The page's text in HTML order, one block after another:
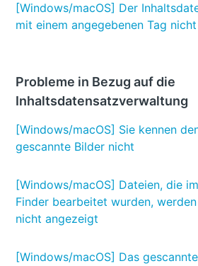
[Windows/macOS] Der
mit einem angegebenen Tag
Probleme in Bezug auf die
Inhaltsdatensatzverwaltung
[Windows/macOS] Sie kennen
gescannte Bilder nicht
[Windows/macOS] Dateien, die
Finder bearbeitet wurden,
nicht angezeigt
[Windows/macOS] Das